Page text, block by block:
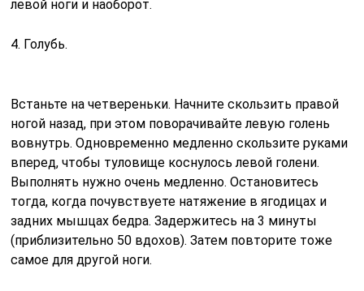
левой ноги и наоборот.
4. Голубь.
Встаньте на четвереньки. Начните скользить правой
ногой назад, при этом поворачивайте левую голень
вовнутрь. Одновременно медленно скользите руками
вперед, чтобы туловище коснулось левой голени.
Выполнять нужно очень медленно. Остановитесь
тогда, когда почувствуете натяжение в ягодицах и
задних мышцах бедра. Задержитесь на 3 минуты
(приблизительно 50 вдохов). Затем повторите тоже
самое для другой ноги.